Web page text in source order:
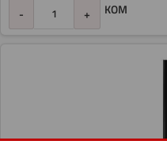
- + KOM